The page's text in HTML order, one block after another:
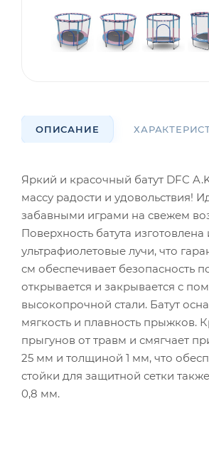
ОПИСАНИЕ
Яркий и красочный батут DFC
массу радости и удовольствия!
забавными играми на свежем
Поверхность батута
ультрафиолетовые лучи, что
см обеспечивает безопасность
открывается и закрывается с
высокопрочной стали. Батут
мягкость и плавность прыжков.
прыгунов от травм и смягчает
25 мм и толщиной 1 мм, что
стойки для защитной сетки
0,8 мм.